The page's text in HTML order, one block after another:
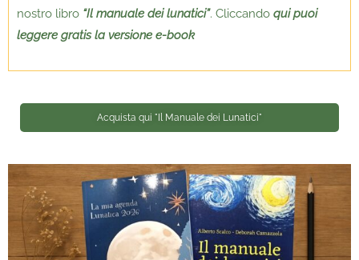
nostro libro “Il manuale dei lunatici”. Cliccando qui puoi
leggere gratis la versione e-book
Acquista qui "Il Manuale dei Lunatici"